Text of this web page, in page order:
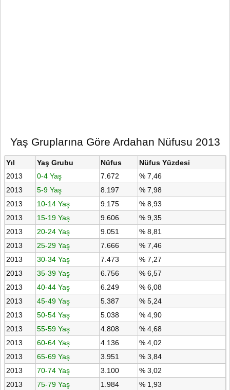
Yaş Gruplarına Göre Ardahan Nüfusu 2013
Yıl Yaş Grubu Nüfus
Nüfus Yüzdesi
2013
0-4 Yaş 7.672
% 7,46
2013
5-9 Yaş 8.197
% 7,98
2013
10-14 Yaş 9.175
% 8,93
2013
15-19 Yaş 9.606
% 9,35
2013
20-24 Yaş 9.051
% 8,81
2013
25-29 Yaş 7.666
% 7,46
2013
30-34 Yaş 7.473
% 7,27
2013
35-39 Yaş 6.756
% 6,57
2013
40-44 Yaş 6.249
% 6,08
2013
45-49 Yaş 5.387
% 5,24
2013
50-54 Yaş 5.038
% 4,90
2013
55-59 Yaş 4.808
% 4,68
2013
60-64 Yaş 4.136
% 4,02
2013
65-69 Yaş 3.951
% 3,84
2013
70-74 Yaş 3.100
% 3,02
2013
75-79 Yaş 1.984 % 1,93